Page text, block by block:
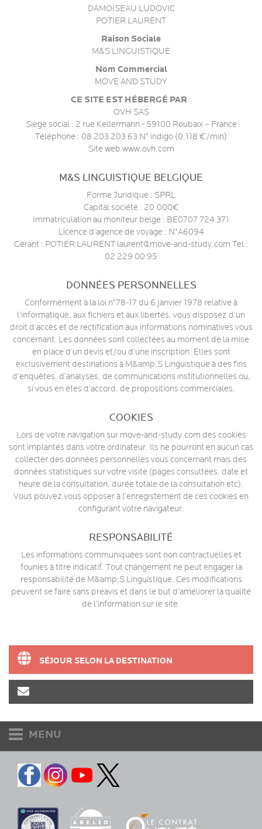
DAMOISEAU LUDOVIC
POTIER LAURENT
Raison Sociale
M&S LINGUISTIQUE
Nom Commercial
MOVE AND STUDY
CE SITE EST HÉBERGÉ PAR :
OVH SAS
Siège social : 2 rue Kellermann - 59100 Roubaix – France
Téléphone : 08 203 203 63 N° indigo (0,118 €/min)
Site web www.ovh.com
M&S LINGUISTIQUE BELGIQUE
Forme Juridique : SPRL
Capital société : 20.000€
Immatriculation au moniteur belge : BE0707 724 371
Licence d’agence de voyage : N°A6094
Gérant : POTIER LAURENT laurent@move-and-study.com Tel :
02 229 00 95
DONNÉES PERSONNELLES
Conformément à la loi n°78-17 du 6 janvier 1978 relative à
l’informatique, aux fichiers et aux libertés, vous disposez d’un
droit d’accès et de rectification aux informations nominatives vous
concernant. Les données sont collectées au moment de la mise
en place d’un devis et/ou d’une inscription. Elles sont
exclusivement destinations à M&amp;S Linguistique à des fins
d’enquêtes, d’analyses, de communications institutionnelles ou,
si vous en êtes d’accord, de propositions commerciales.
COOKIES
Lors de votre navigation sur move-and-study.com des cookies
sont implantés dans votre ordinateur. Ils ne pourront en aucun cas
collecter des données personnelles vous concernant mais des
données statistiques sur votre visite (pages consultées, date et
heure de la consultation, durée totale de la consultation etc).
Vous pouvez vous opposer à l’enregistement de ces cookies en
configurant votre navigateur.
RESPONSABILITÉ
Les informations communiquées sont non contractuelles et
founies à titre indicatif. Tout changement ne peut engager la
responsabilité de M&amp;S Linguistique. Ces modifications
peuvent se faire sans préavis et dans le but d’améliorer la qualité
de l’information sur le site.
SÉJOUR SELON LA DESTINATION
MENU
Etudiants et adultes
Accueil
Destinations